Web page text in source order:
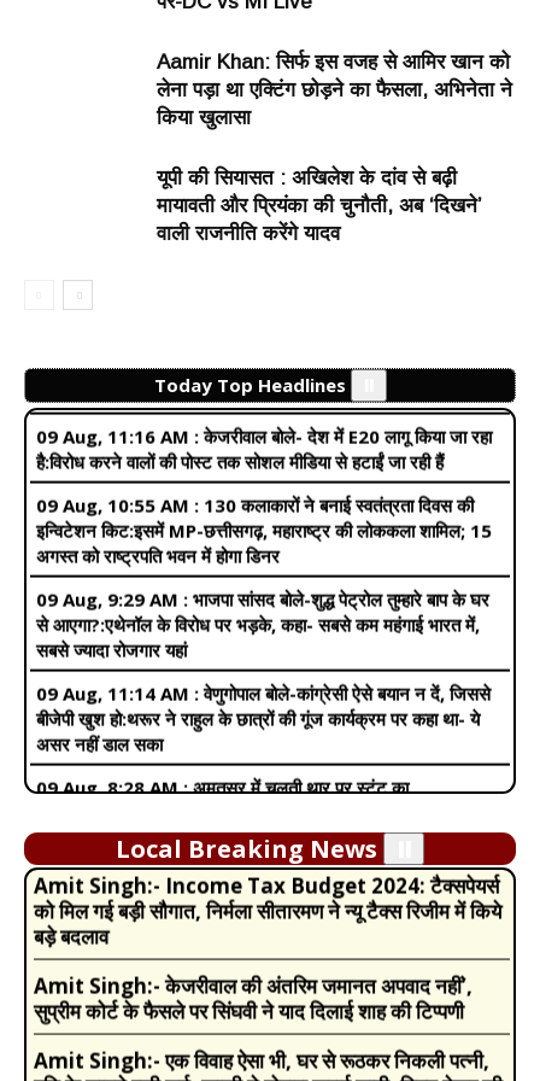
Aamir Khan: सिर्फ इस वजह से आमिर खान को
लेना पड़ा था एक्टिंग छोड़ने का फैसला, अभिनेता ने
किया खुलासा
यूपी की सियासत : अखिलेश के दांव से बढ़ी
मायावती और प्रियंका की चुनौती, अब ‘दिखने’
वाली राजनीति करेंगे यादव
Today Top Headlines
रेप:युवती भागी तो आरोपी गार्ड ने तार से गला बांधा, चार दिन पहले नौकरी लगी
09 Aug, 12:12 AM :झारखंड में छात्रों का आंदोलन जारी
रहेगा:सरकार ने 98% मांगें मानी, CGL परीक्षा रद्द करने पर नहीं बनी
सहमति, कल विधानसभा का घेराव
09 Aug, 8:24 AM :बारामती एयरफील्ड पर ट्रेनर प्लेन रनवे से
उतरा:2 लोग सवार थे, कोई घायल नहीं; डिप्टी CM सुनेत्रा बोलीं- विमान का
विरोध:हैदराबाद लॉ यूनिवर्सिटी के छात्र बेरोजगारों को कॉकरोच कहने से
09 Aug, 11:16 AM :केजरीवाल बोले- देश में E20 लागू किया जा रहा
है:विरोध करने वालों की पोस्ट तक सोशल मीडिया से हटाईं जा रही हैं
09 Aug, 10:55 AM :130 कलाकारों ने बनाई स्वतंत्रता दिवस की
इन्विटेशन किट:इसमें MP-छत्तीसगढ़, महाराष्ट्र की लोककला शामिल; 15
अगस्त को राष्ट्रपति भवन में होगा डिनर
09 Aug, 9:29 AM :भाजपा सांसद बोले-शुद्ध पेट्रोल तुम्हारे बाप के घर
से आएगा?:एथेनॉल के विरोध पर भड़के, कहा- सबसे कम महंगाई भारत में,
सबसे ज्यादा रोजगार यहां
09 Aug, 11:14 AM :वेणुगोपाल बोले-कांग्रेसी ऐसे बयान न दें, जिससे
बीजेपी खुश हो:थरूर ने राहुल के छात्रों की गूंज कार्यक्रम पर कहा था- ये
असर नहीं डाल सका
09 Aug, 8:28 AM :अमृतसर में चलती थार पर स्टंट का
VIDEO:फुटबोर्ड पर खड़ा हुआ, बालों पर हाथ फेरे; डायलॉग लगाया- जेब में
पैसा…तो दुनिया पैरों तले
सेकेंड में 6 बार डंडे मारे, नाले में गिरने के बाद भी पीटते रहे हमलावर
09 Aug, 4:19 AM :फुकेट-दिल्ली फ्लाइट पायलट का डोप टेस्ट
पॉजिटिव होने की खबर:एअर इंडिया विमान टर्बुलेंस से 300 फीट नीचे आ गया
था; 4 अगस्त की घटना
09 Aug, 1:32 AM :जेन-जी आंदोलन के बाद पार्टियां रणनीति बदल
रहीं:2027 में 7 राज्यों में चुनाव, 22% वोटर जेन-जी; 5% इधर-उधर हुए
तो सरकारें बदल सकती हैं
08 Aug, 9:31 PM : धर्मेंद्र प्रधान बोले- जेन-जी को भटकाने की
Local Breaking News
Amit Singh:-Pregnancy में इन वजहों से बढ़ जाती है
खुजली की समस्या, नजरअंदाज करने की गलती मां और बच्चे दोनों के
Amit Singh:-Income Tax Budget 2024: टैक्सपेयर्स
को मिल गई बड़ी सौगात, निर्मला सीतारमण ने न्यू टैक्स रिजीम में किये
बड़े बदलाव
Amit Singh:-केजरीवाल की अंतरिम जमानत अपवाद नहीं’,
सुप्रीम कोर्ट के फैसले पर सिंघवी ने याद दिलाई शाह की टिप्पणी
Amit Singh:-एक विवाह ऐसा भी, घर से रूठकर निकली पत्नी,
पति के सामने रखी शर्त, खाकी ने दोबारा कराई शादी, गिफ्ट देकर की